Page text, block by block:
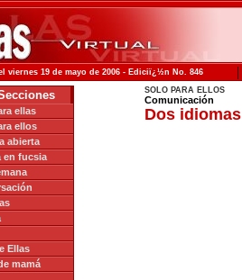
viernes 19 de mayo de 2006 - Ediciï¿½n No. 846 |
ellas
ellos
abierta
en fucsia
Ellas
mamá
SOLO PARA ELLOS
Comunicación
Dos idiomas